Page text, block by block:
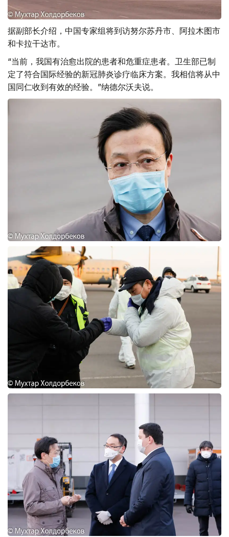
据副部长介绍，中国专家组将到访努尔苏丹市、阿拉木图市
和卡拉干达市。
“当前，我国有治愈出院的患者和危重症患者。卫生部已制
定了符合国际经验的新冠肺炎诊疗临床方案。我相信将从中
国同仁收到有效的经验。”纳德尔沃夫说。